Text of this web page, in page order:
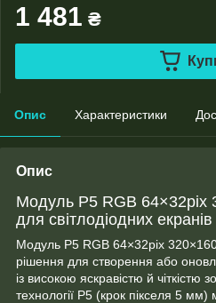
1 481 ₴
Опис Характеристики
Опис
Модуль P5 RGB 64×32pix
для світлодіодних екранів
Модуль P5 RGB 64×32pix
рішення для створення або
із високою яскравістю й чіткістю
технології P5 (крок пікселя 5